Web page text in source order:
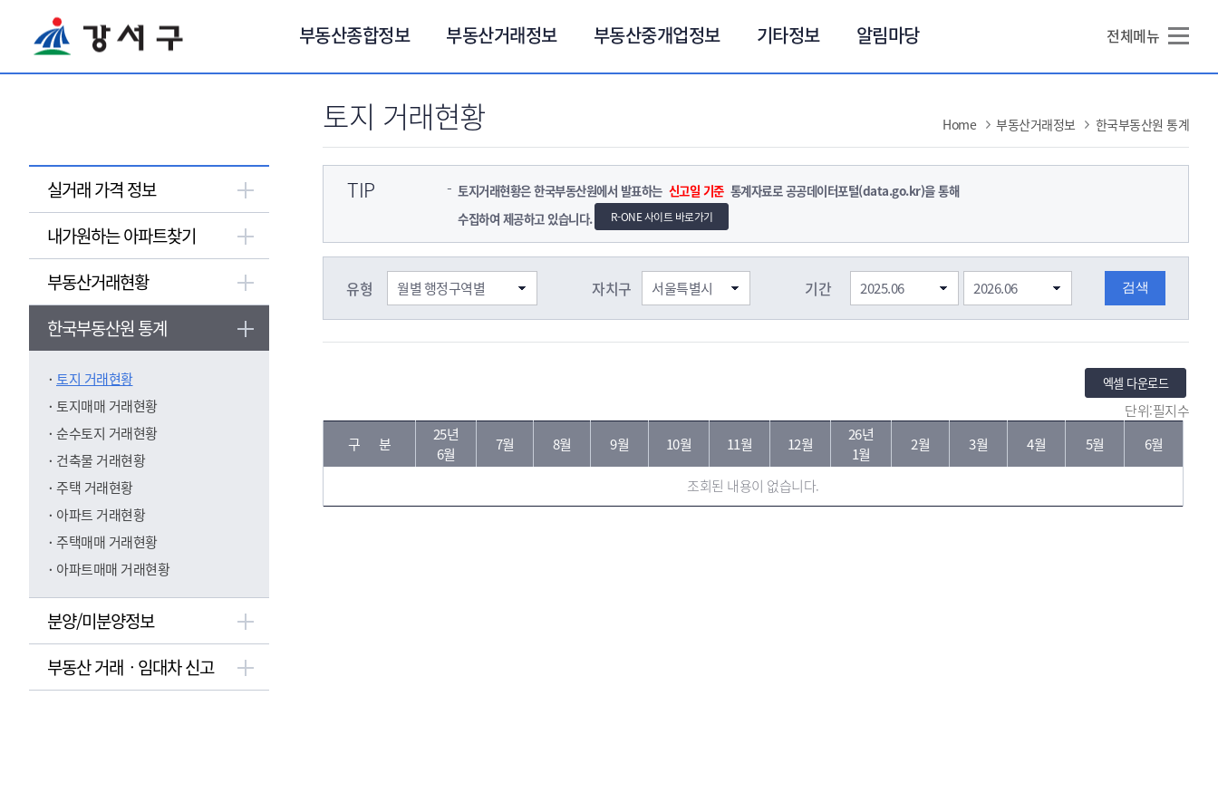
부동산종합정보 부동산거래정보 부동산중개업정보 기타정보 알림마당 전체메뉴
실거래 가격 정보
내가원하는 아파트찾기
부동산거래현황
한국부동산원 통계
토지 거래현황
토지매매 거래현황
순수토지 거래현황
건축물 거래현황
주택 거래현황
아파트 거래현황
주택매매 거래현황
아파트매매 거래현황
분양/미분양정보
부동산 거래ㆍ임대차 신고
토지 거래현황 Home 부동산거래정보 한국부동산원 통계
TIP 토지거래현황은 한국부동산원에서 발표하는 신고일 기준 통계자료로 공공데이터포털(data.go.kr)을 통해
수집하여 제공하고 있습니다.
R-ONE 사이트 바로가기
유형 자치구 기간
엑셀 다운로드
단위:필지수
명
필
지
내용이
구 분
25년
6월
7월 8월 9월 10월 11월 12월
26년
1월
2월 3월 4월 5월 6월
조회된 내용이 없습니다.